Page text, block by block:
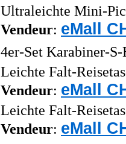
Ultraleichte Mini-
Vendeur: eMall
4er-Set Karabiner-
Leichte Falt-
Vendeur: eMall
Leichte Falt-
Vendeur: eMall